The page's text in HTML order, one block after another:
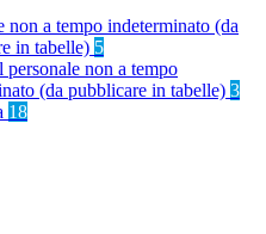
non a tempo indeterminato (da
in tabelle) 5
personale non a tempo
(da pubblicare in tabelle) 3
18